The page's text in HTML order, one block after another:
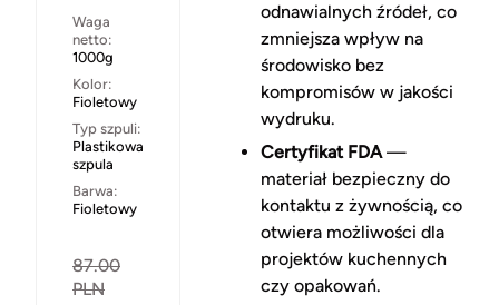
Waga
netto:
1000g
Kolor:
Fioletowy
Typ szpuli:
Plastikowa
szpula
Barwa:
Fioletowy
87.00
PLN
odnawialnych źródeł, co
zmniejsza wpływ na
środowisko bez
kompromisów w jakości
wydruku.
Certyfikat FDA—
materiał bezpieczny do
kontaktu z żywnością, co
otwiera możliwości dla
projektów kuchennych
czy opakowań.